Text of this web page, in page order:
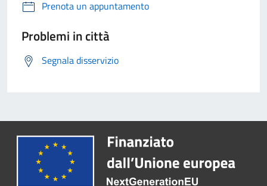
Prenota un appuntamento
Problemi in città
Segnala disservizio